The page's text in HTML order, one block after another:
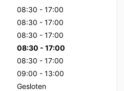
08:30 - 17:00
08:30 - 17:00
08:30 - 17:00
08:30 - 17:00
08:30 - 17:00
09:00 - 13:00
Gesloten